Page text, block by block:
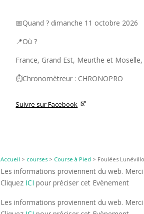
📅Quand ? dimanche 11 octobre 2026
📍Où ?
France, Grand Est, Meurthe et
⏱️Chronomètreur : CHRONOPRO
Suivre sur Facebook
Accueil > courses > Course à Pied > Foulées
Les informations proviennent du web.
Cliquez ICI pour préciser cet Evènement
Les informations proviennent du web.